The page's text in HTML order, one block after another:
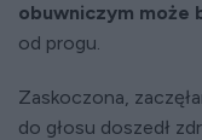
obuwniczym może
od progu.
Zaskoczona,
do głosu doszedł